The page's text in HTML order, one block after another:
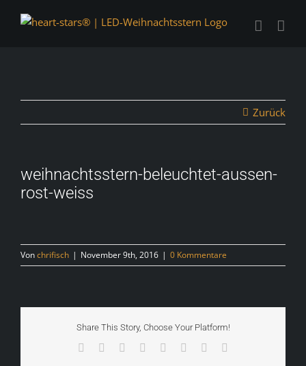
Inhalt
Zurück
weihnachtsstern-beleuchtet-aussen-
rost-weiss
Vonchrifisch | November 9th, 2016 | 0 Kommentare
Share This Story, Choose Your Platform!
Facebook Reddit LinkedIn
TumblrPinterest